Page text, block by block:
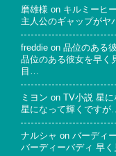
磨雄様 on キルミーヒ
主人公のギャップがヤ
freddie on 品位のある
品位のある彼女を早く
目…
ミヨン on
TV小説 星
星になって輝くですが
ナルシャ on バーディ
バーディーバディ 早く